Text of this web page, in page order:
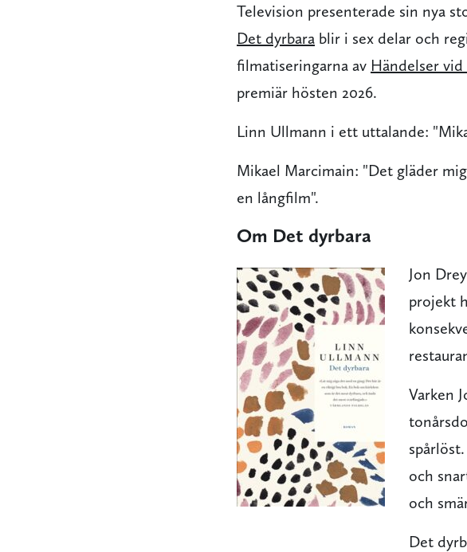
Television presenterade sin nya
Det dyrbara blir i sex delar och
filmatiseringarna av Händelser
premiär hösten 2026.
Linn Ullmann i ett uttalande:
Mikael Marcimain: "Det gläder
en långfilm".
Om Det dyrbara
Jon
projekt
Varken
och
och
Det